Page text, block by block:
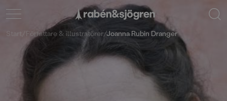
Start / Författare & illustratörer/Joanna Rubin Dranger